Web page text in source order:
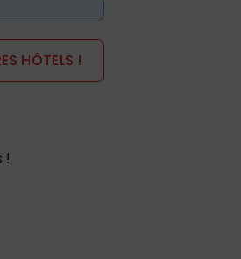
des vues
jusqu'à la
HÔTELS !
!